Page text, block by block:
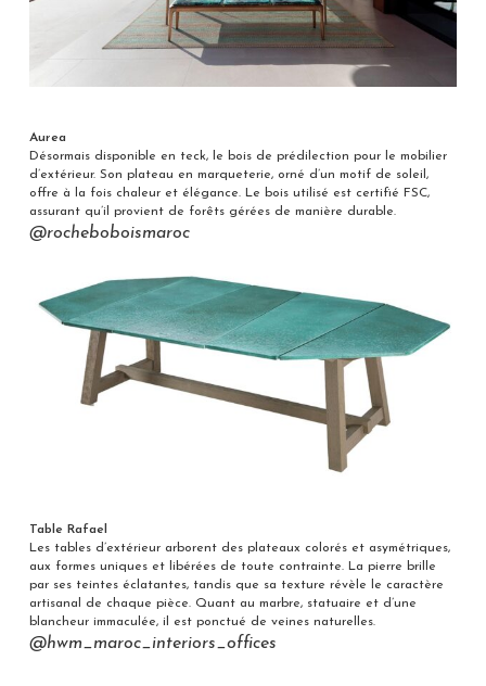
Aurea
Désormais disponible en teck, le bois de prédilection pour le mobilier
d’extérieur. Son plateau en marqueterie, orné d’un motif de soleil,
offre à la fois chaleur et élégance. Le bois utilisé est certifié FSC,
assurant qu’il provient de forêts gérées de manière durable.
@rocheboboismaroc
Table Rafael
Les tables d’extérieur arborent des plateaux colorés et asymétriques,
aux formes uniques et libérées de toute contrainte. La pierre brille
par ses teintes éclatantes, tandis que sa texture révèle le caractère
artisanal de chaque pièce. Quant au marbre, statuaire et d’une
blancheur immaculée, il est ponctué de veines naturelles.
@hwm_maroc_interiors_offices